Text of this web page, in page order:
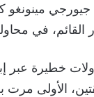
جيورجي
في
خطيرة عبر
الأولى مرت